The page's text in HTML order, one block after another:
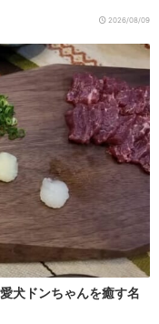
2026/08/09
犬ドンちゃんを癒す名